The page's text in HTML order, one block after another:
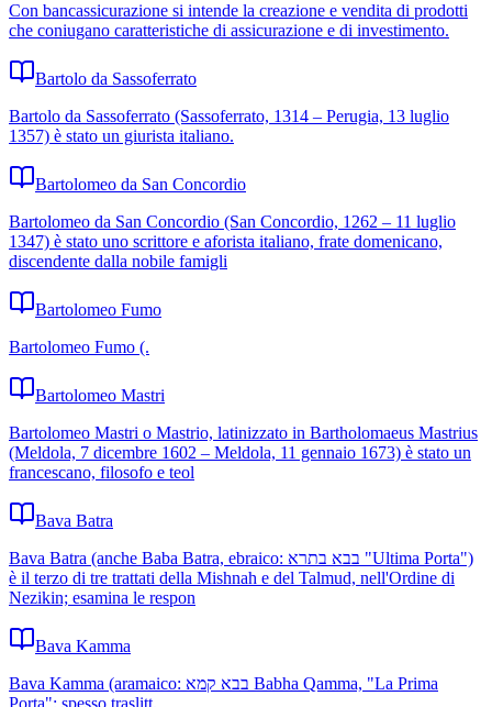
Con bancassicurazione si intende la creazione e vendita di prodotti
che coniugano caratteristiche di assicurazione e di investimento.
Bartolo da Sassoferrato
Bartolo da Sassoferrato (Sassoferrato, 1314 – Perugia, 13 luglio
1357) è stato un giurista italiano.
Bartolomeo da San Concordio
Bartolomeo da San Concordio (San Concordio, 1262 – 11 luglio
1347) è stato uno scrittore e aforista italiano, frate domenicano,
discendente dalla nobile famigli
Bartolomeo Fumo
Bartolomeo Fumo (.
Bartolomeo Mastri
Bartolomeo Mastri o Mastrio, latinizzato in Bartholomaeus Mastrius
(Meldola, 7 dicembre 1602 – Meldola, 11 gennaio 1673) è stato un
francescano, filosofo e teol
Bava Batra
Bava Batra (anche Baba Batra, ebraico: בבא בתרא "Ultima Porta")
è il terzo di tre trattati della Mishnah e del Talmud, nell'Ordine di
Nezikin; esamina le respon
Bava Kamma
Bava Kamma (aramaico: בבא קמא Babha Qamma, "La Prima